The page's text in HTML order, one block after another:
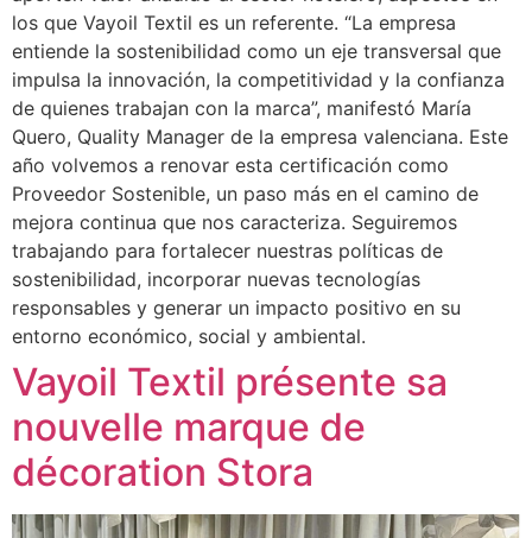
los que Vayoil Textil es un referente. “La empresa
entiende la sostenibilidad como un eje transversal que
impulsa la innovación, la competitividad y la confianza
de quienes trabajan con la marca”, manifestó María
Quero, Quality Manager de la empresa valenciana. Este
año volvemos a renovar esta certificación como
Proveedor Sostenible, un paso más en el camino de
mejora continua que nos caracteriza. Seguiremos
trabajando para fortalecer nuestras políticas de
sostenibilidad, incorporar nuevas tecnologías
responsables y generar un impacto positivo en su
entorno económico, social y ambiental.
Vayoil Textil présente sa
nouvelle marque de
décoration Stora